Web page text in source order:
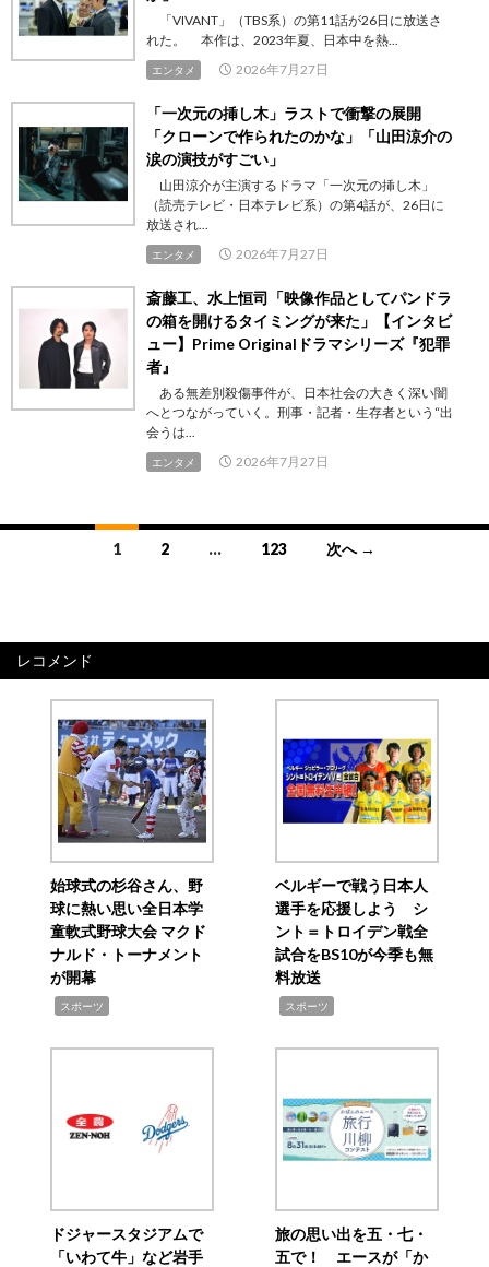
「VIVANT」（TBS系）の第11話が26日に放送さ
れた。 本作は、2023年夏、日本中を熱...
エンタメ 2026年7月27日
「一次元の挿し木」ラストで衝撃の展開
「クローンで作られたのかな」「山田涼介の
涙の演技がすごい」
山田涼介が主演するドラマ「一次元の挿し木」
（読売テレビ・日本テレビ系）の第4話が、26日に
放送され...
エンタメ 2026年7月27日
斎藤工、水上恒司「映像作品としてパンドラ
の箱を開けるタイミングが来た」【インタビ
ュー】Prime Originalドラマシリーズ『犯罪
者』
ある無差別殺傷事件が、日本社会の大きく深い闇
へとつながっていく。刑事・記者・生存者という“出
会うは...
エンタメ 2026年7月27日
ビ
1 2 … 123 次へ →
レコメンド
始球式の杉谷さん、野
球に熱い思い全日本学
童軟式野球大会 マクド
ナルド・トーナメント
が開幕
スポーツ
ベルギーで戦う日本人
選手を応援しよう シ
ント＝トロイデン戦全
試合をBS10が今季も無
料放送
スポーツ
ドジャースタジアムで
「いわて牛」など岩手
旅の思い出を五・七・
五で！ エースが「か